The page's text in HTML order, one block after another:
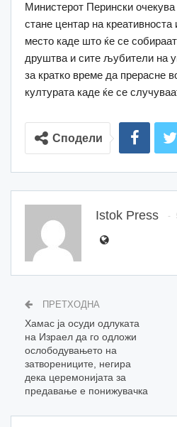
Министерот Перински
стане центар на креативноста
место каде што ќе се
друштва и сите љубители на
за кратко време да прерасне
културата каде ќе се
Сподели
Istok Press
ПРЕТХОДНА
Хамас ја осуди одлуката
на Израел да го одложи
ослободувањето на
затворениците, негира
дека церемонијата за
предавање е понижувачка